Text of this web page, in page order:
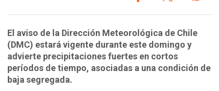
El aviso de la Dirección Meteorológica de Chile
(DMC) estará vigente durante este domingo y
advierte precipitaciones fuertes en cortos
períodos de tiempo, asociadas a una condición de
baja segregada.